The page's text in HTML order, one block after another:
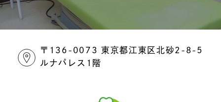
〒136-0073 東京都江東区北砂2-8-5
ルナパレス1階